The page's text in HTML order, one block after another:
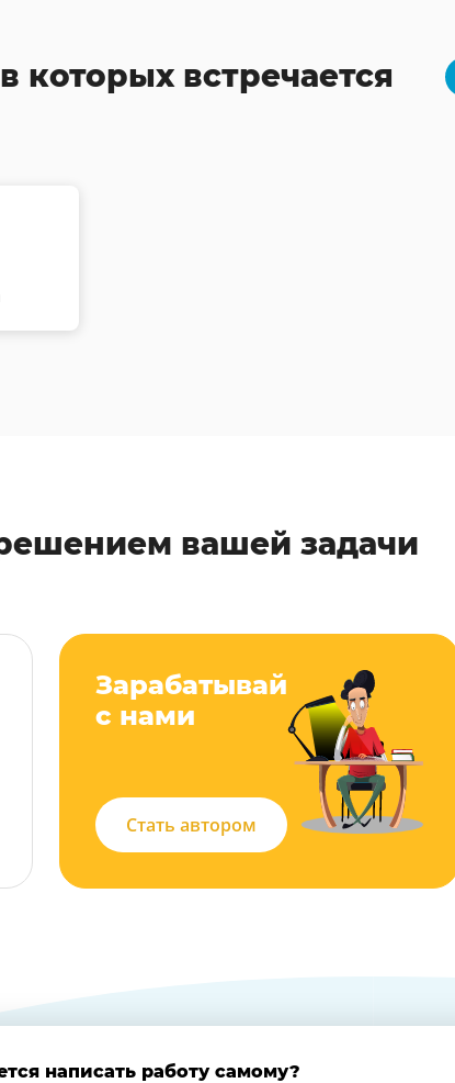
которых встречается
вашей задачи
Зарабатывай
с нами
Стать автором
написать работу самому?